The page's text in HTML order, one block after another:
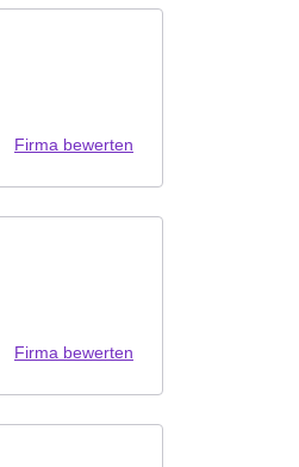
Firma bewerten
Firma bewerten